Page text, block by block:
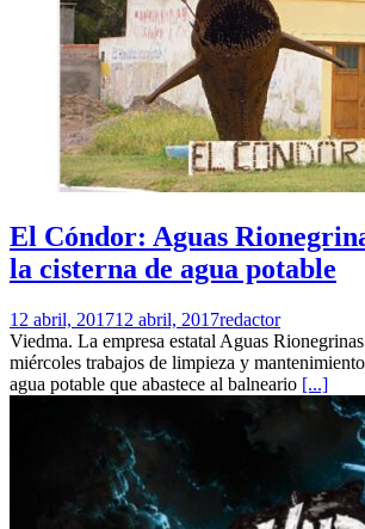
El Cóndor: Aguas
la cisterna de agua potable
12 abril, 201712 abril, 2017redactor
Viedma. La empresa estatal Aguas
miércoles trabajos de limpieza y
agua potable que abastece al balneario [...]